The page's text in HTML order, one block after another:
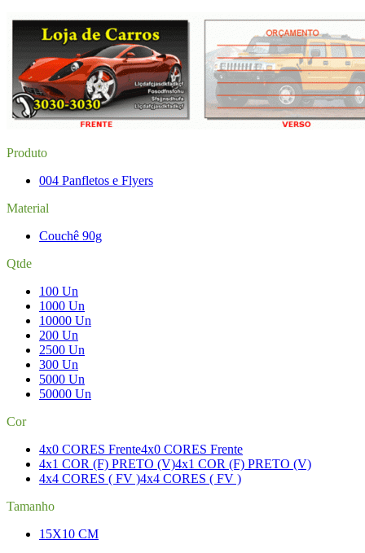
Produto
004 Panfletos e Flyers
Material
Couchê 90g
Qtde
100 Un
1000 Un
10000 Un
200 Un
2500 Un
300 Un
5000 Un
50000 Un
Cor
4x0 CORES Frente4x0 CORES Frente
4x1 COR (F) PRETO (V)4x1 COR (F) PRETO (V)
4x4 CORES ( FV )4x4 CORES ( FV )
Tamanho
15X10 CM